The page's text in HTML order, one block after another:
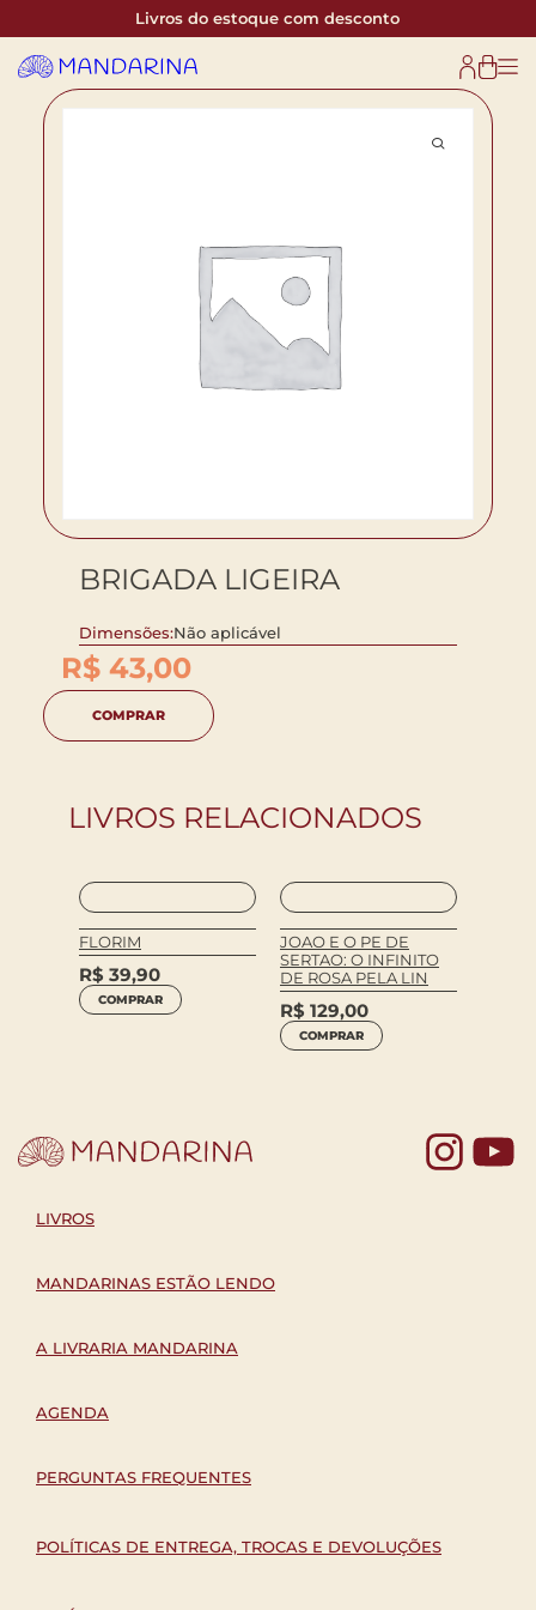
Livros do estoque com desconto
BRIGADA LIGEIRA
Dimensões:Não aplicável
R$ 43,00
COMPRAR
LIVROS RELACIONADOS
FLORIM
R$ 39,90
COMPRAR
JOAO E O PE DE
SERTAO: O INFINITO
DE ROSA PELA LIN
R$ 129,00
COMPRAR
LIVROS
MANDARINAS ESTÃO LENDO
A LIVRARIA MANDARINA
AGENDA
PERGUNTAS FREQUENTES
POLÍTICAS DE ENTREGA, TROCAS E DEVOLUÇÕES